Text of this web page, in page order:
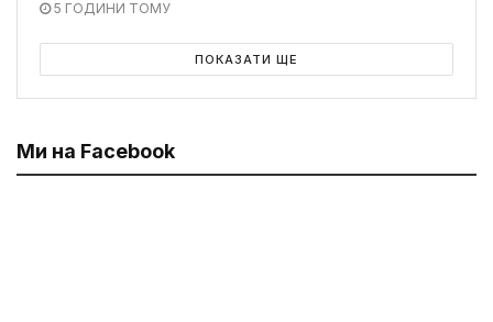
5 ГОДИНИ ТОМУ
ПОКАЗАТИ ЩЕ
Ми на Facebook